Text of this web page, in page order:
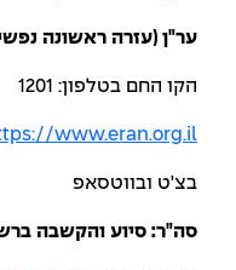
ער"ן (עזרה ראשונה
הקו החם בטלפון: 1201
www.eran.org.il/
בצ'ט ובווטסאפ
סה"ר: סיוע והקשבה